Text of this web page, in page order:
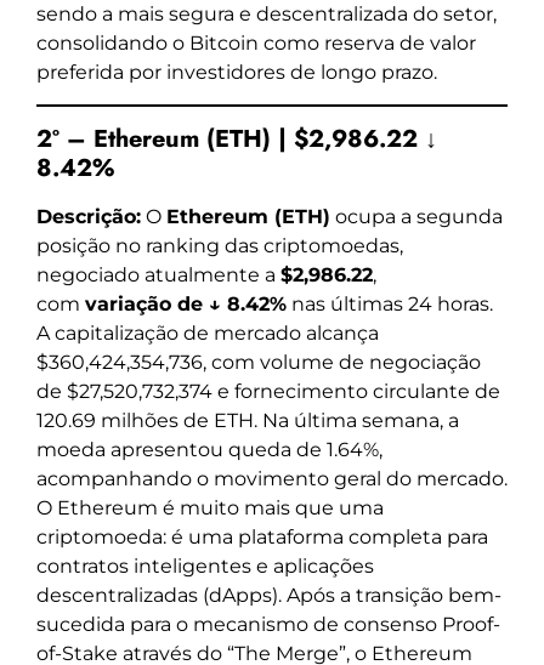
sendo a mais segura e descentralizada do setor,
consolidando o Bitcoin como reserva de valor
preferida por investidores de longo prazo.
2º – Ethereum (ETH) | $2,986.22 ↓
8.42%
Descrição: O Ethereum (ETH) ocupa a segunda
posição no ranking das criptomoedas,
negociado atualmente a $2,986.22,
com variação de ↓ 8.42% nas últimas 24 horas.
A capitalização de mercado alcança
$360,424,354,736, com volume de negociação
de $27,520,732,374 e fornecimento circulante de
120.69 milhões de ETH. Na última semana, a
moeda apresentou queda de 1.64%,
acompanhando o movimento geral do mercado.
O Ethereum é muito mais que uma
criptomoeda: é uma plataforma completa para
contratos inteligentes e aplicações
descentralizadas (dApps). Após a transição bem-
sucedida para o mecanismo de consenso Proof-
of-Stake através do “The Merge”, o Ethereum